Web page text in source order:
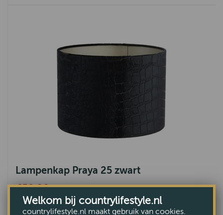
Lampenkap Praya 25 zwart
€52,80
Welkom bij countrylifestyle.nl
countrylifestyle.nl maakt gebruik van cookies.